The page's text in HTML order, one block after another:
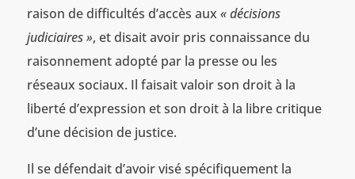
raison de difficultés d’accès aux « décisions
judiciaires », et disait avoir pris connaissance du
raisonnement adopté par la presse ou les
réseaux sociaux. Il faisait valoir son droit à la
liberté d’expression et son droit à la libre critique
d’une décision de justice.
Il se défendait d’avoir visé spécifiquement la